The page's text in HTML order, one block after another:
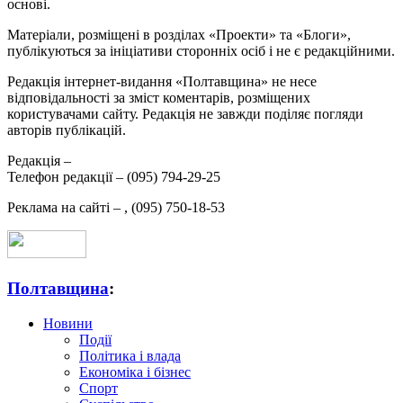
основі.
Матеріали, розміщені в розділах «Проекти» та «Блоги»,
публікуються за ініціативи сторонніх осіб і не є редакційними.
Редакція інтернет-видання «Полтавщина» не несе
відповідальності за зміст коментарів, розміщених
користувачами сайту. Редакція не завжди поділяє погляди
авторів публікацій.
Редакція –
Телефон редакції – (095) 794-29-25
Реклама на сайті – , (095) 750-18-53
Полтавщина:
Новини
Події
Політика і влада
Економіка і бізнес
Спорт